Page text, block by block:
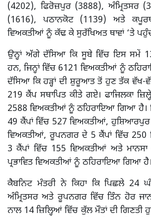
(4202), ਫਿਰੋਜ਼ਪੁਰ (3888), ਅੰਮ੍ਰਿਤਸਰ
(1616), ਪਠਾਨਕੋਟ (1139) ਅਤੇ
ਵਿਅਕਤੀਆਂ ਨੂੰ ਕੱਢ ਕੇ ਸੁਰੱਖਿਅਤ ਥਾਵਾਂ ‘ਤੇ
ਉਨ੍ਹਾਂ ਅੱਗੇ ਦੱਸਿਆ ਕਿ ਸੂਬੇ ਵਿੱਚ ਇਸ ਸਮੇਂ
ਹਨ, ਜਿਨ੍ਹਾਂ ਵਿੱਚ 6121 ਵਿਅਕਤੀਆਂ ਨੂੰ
ਦੱਸਿਆ ਕਿ ਹੜ੍ਹਾਂ ਦੀ ਸ਼ੁਰੂਆਤ ਤੋਂ ਹੁਣ ਤੱਕ ਵੱਖ-
219 ਕੈਂਪ ਸਥਾਪਿਤ ਕੀਤੇ ਗਏ। ਫਾਜਿਲਕਾ
2588 ਵਿਅਕਤੀਆਂ ਨੂੰ ਠਹਿਰਾਇਆ ਗਿਆ ਹੈ।
49 ਕੈਂਪਾਂ ਵਿੱਚ 527 ਵਿਅਕਤੀਆਂ, ਹੁਸ਼ਿਆਰਪੁਰ
ਵਿਅਕਤੀਆਂ, ਰੂਪਨਗਰ ਦੇ 5 ਕੈਂਪਾਂ ਵਿੱਚ 250
3 ਕੈਂਪਾਂ ਵਿੱਚ 155 ਵਿਅਕਤੀਆਂ ਅਤੇ
ਪ੍ਰਭਾਵਿਤ ਵਿਅਕਤੀਆਂ ਨੂੰ ਠਹਿਰਾਇਆ ਗਿਆ ਹੈ।
ਕੈਬਨਿਟ ਮੰਤਰੀ ਨੇ ਕਿਹਾ ਕਿ ਪਿਛਲੇ 24
ਅੰਮ੍ਰਿਤਸਰ ਅਤੇ ਰੂਪਨਗਰ ਵਿੱਚ ਤਿੰਨ ਹੋਰ
ਨਾਲ 14 ਜ਼ਿਲ੍ਹਿਆਂ ਵਿੱਚ ਕੁੱਲ ਮੌਤਾਂ ਦੀ